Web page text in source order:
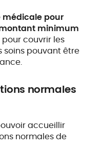
pour
minimum
couvrir les
soins pouvant être
normales
accueillir
normales de